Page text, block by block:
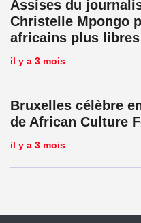
Assises du
Christelle Mpongo
africains plus
il y a 3 mois
Bruxelles célèbre
de African Culture
il y a 3 mois